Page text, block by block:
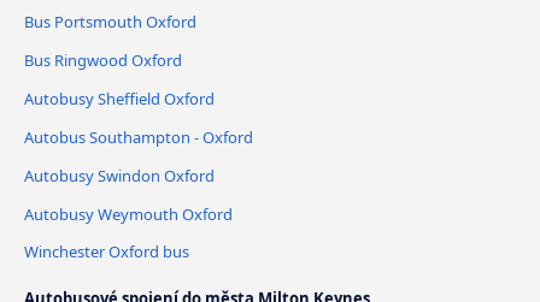
Bus Portsmouth Oxford
Bus Ringwood Oxford
Autobusy Sheffield Oxford
Autobus Southampton - Oxford
Autobusy Swindon Oxford
Autobusy Weymouth Oxford
Winchester Oxford bus